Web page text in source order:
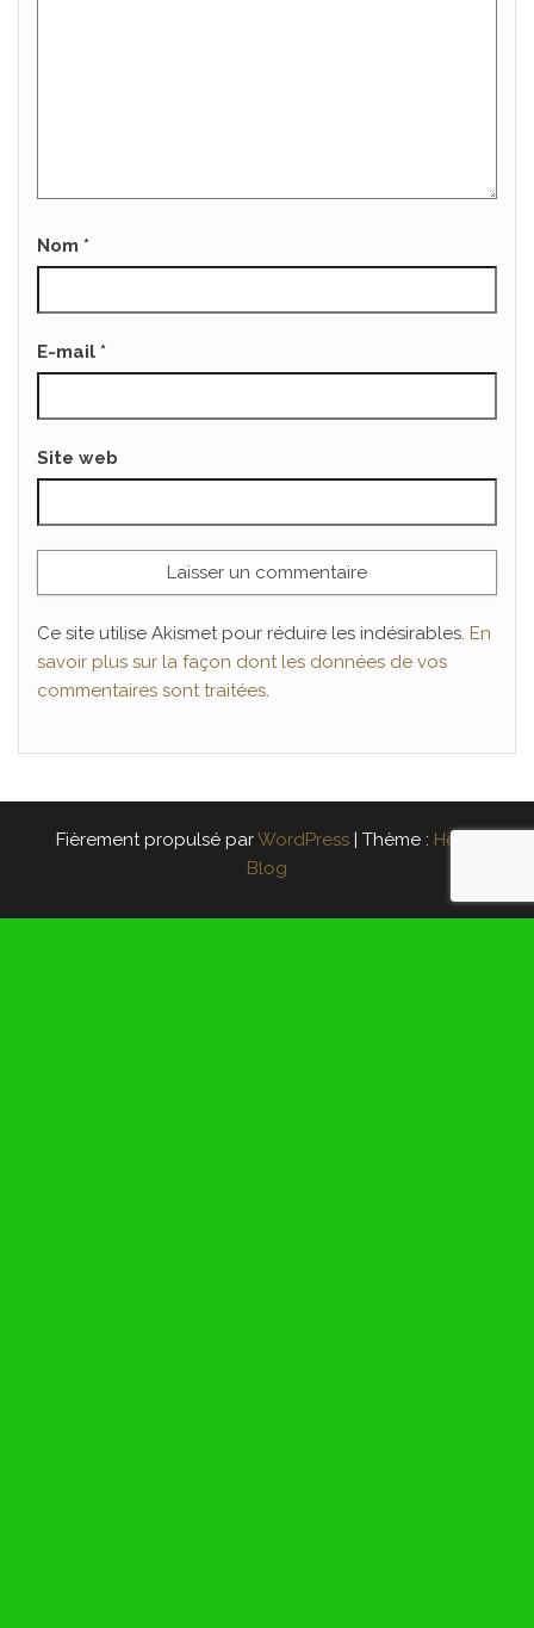
Nom *
E-mail *
Site web
Ce site utilise Akismet pour réduire les indésirables. En
savoir plus sur la façon dont les données de vos
commentaires sont traitées.
Fièrement propulsé parWordPress Thème : Head
Blog